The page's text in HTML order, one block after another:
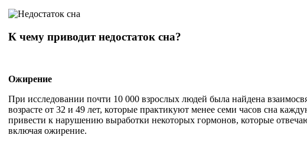
К чему приводит недостаток сна?
Ожирение
При исследовании почти 10 000 взрослых людей была найдена
возрасте от 32 и 49 лет, которые практикуют менее семи часов сна
привести к нарушению выработки некоторых гормонов, которые
включая ожирение.